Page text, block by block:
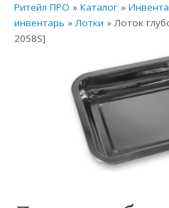
Ритейл ПРО »Каталог »
инвентарь »Лотки » Лоток
2058S]